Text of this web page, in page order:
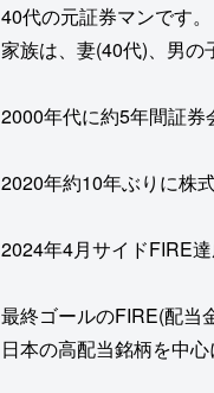
40代の元証券マンです。
家族は、妻(40代)、男の
2000年代に約5年間証券
2020年約10年ぶりに株
2024年4月サイドFIRE達
最終ゴールのFIRE(配当
日本の高配当銘柄を中心